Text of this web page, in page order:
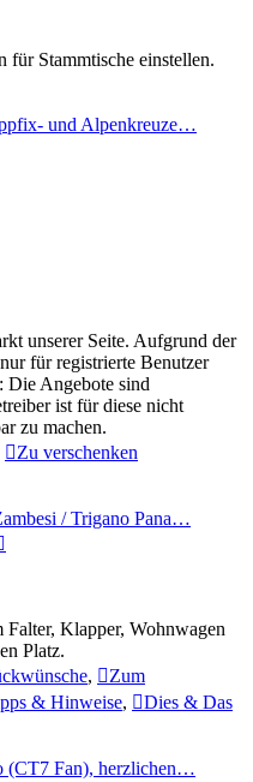
Stammtische einstellen.
und Alpenkreuze…
unserer Seite. Aufgrund der
für registrierte Benutzer
Die Angebote sind
ist für diese nicht
zu machen.
Zu verschenken
/ Trigano Pana…
Klapper, Wohnwagen
Platz.
,
Zum
& Hinweise,
Dies & Das
(CT7 Fan), herzlichen…